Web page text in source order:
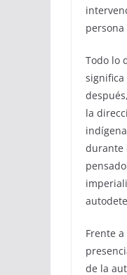
Todo lo
la
durante
Frente
de la